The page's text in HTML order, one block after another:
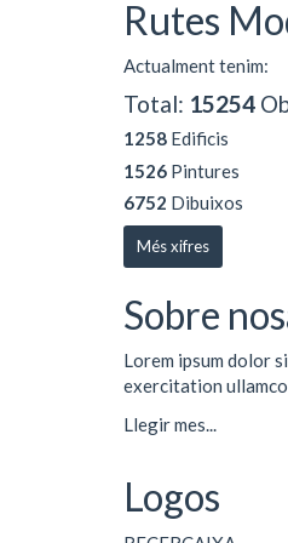
Rutes
Actualment tenim:
Total: 15254
1258 Edificis
1526 Pintures
6752 Dibuixos
Més xifres
Sobre
Lorem ipsum dolor
exercitation
Llegir mes...
Logos